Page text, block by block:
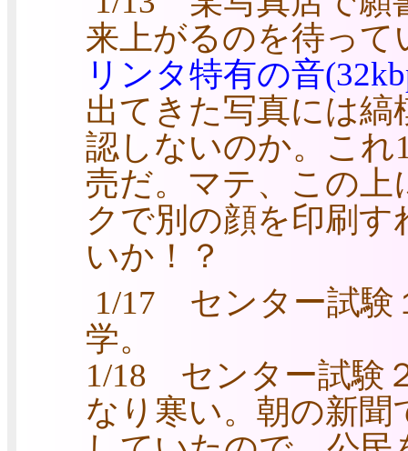
来上がるのを待って
リンタ特有の音
出てきた写真には
認しないのか。これ
売だ。マテ、この
クで別の顔を印刷
いか！？
1/17 センター試験
学。
1/18 センター試験
なり寒い。朝の新聞